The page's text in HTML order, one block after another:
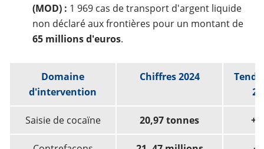
(MOD) : 1 969 cas de transport d'argent liquide
non déclaré aux frontières pour un montant de
65 millions d'euros.
Domaine
d'intervention
Chiffres 2024
Saisie de cocaïne 20,97 tonnes